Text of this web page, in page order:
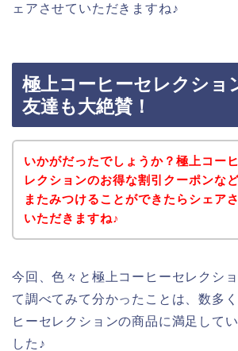
ェアさせていただきますね♪
極上コーヒーセレクショ
友達も大絶賛！
いかがだったでしょうか？極上コー
レクションのお得な割引クーポンなど
またみつけることができたらシェア
いただきますね♪
今回、色々と極上コーヒーセレクシ
て調べてみて分かったことは、数多
ヒーセレクションの商品に満足して
した♪